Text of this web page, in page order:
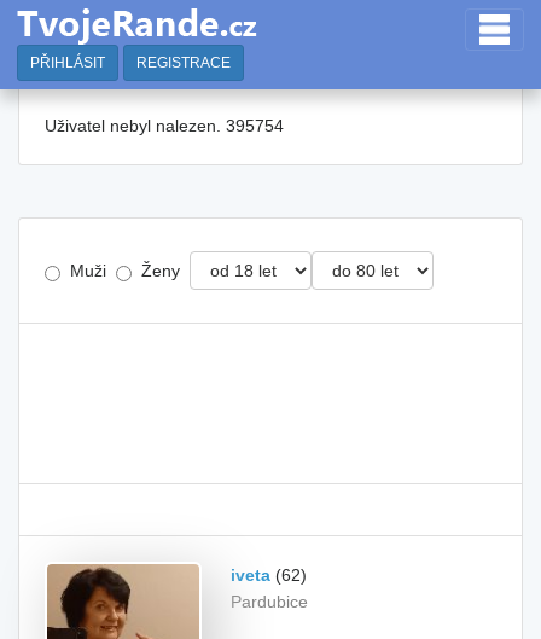
PŘIHLÁSIT REGISTRACE
Uživatel nebyl nalezen. 395754
Muži Ženy
iveta (62)
Pardubice